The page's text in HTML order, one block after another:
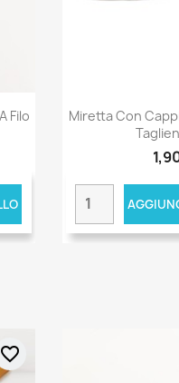
Filo
Miretta Con
favorite_border